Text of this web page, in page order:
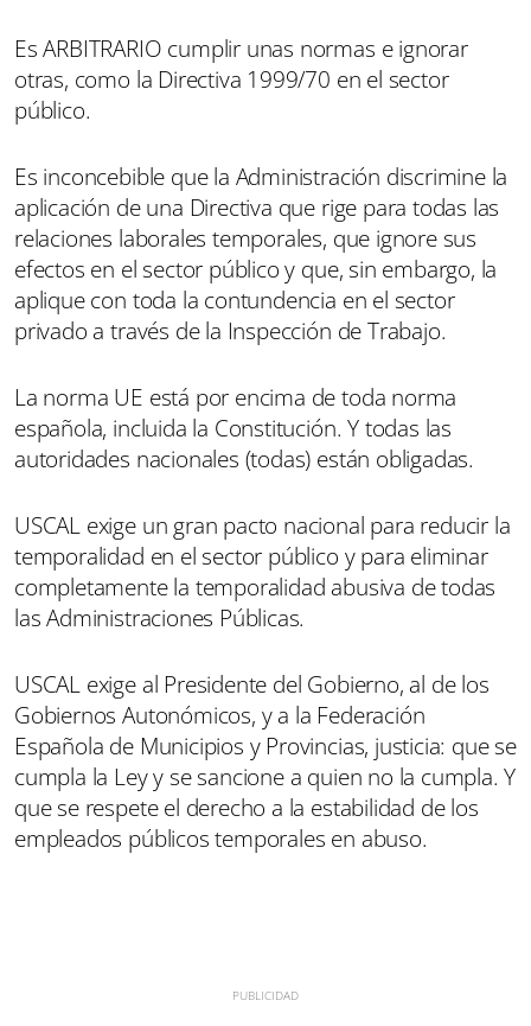
Es ARBITRARIO cumplir unas normas e ignorar
otras, como la Directiva 1999/70 en el sector
público.
Es inconcebible que la Administración discrimine la
aplicación de una Directiva que rige para todas las
relaciones laborales temporales, que ignore sus
efectos en el sector público y que, sin embargo, la
aplique con toda la contundencia en el sector
privado a través de la Inspección de Trabajo.
La norma UE está por encima de toda norma
española, incluida la Constitución. Y todas las
autoridades nacionales (todas) están obligadas.
USCAL exige un gran pacto nacional para reducir la
temporalidad en el sector público y para eliminar
completamente la temporalidad abusiva de todas
las Administraciones Públicas.
USCAL exige al Presidente del Gobierno, al de los
Gobiernos Autonómicos, y a la Federación
Española de Municipios y Provincias, justicia: que se
cumpla la Ley y se sancione a quien no la cumpla. Y
que se respete el derecho a la estabilidad de los
empleados públicos temporales en abuso.